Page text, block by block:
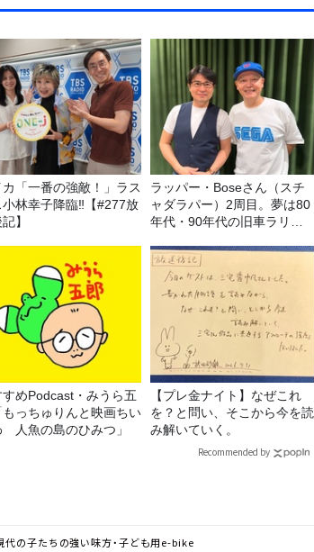
「一番の強敵！」ラス
小林幸子降臨‼【#277放
】
ラッパー・Boseさん（スチ
ャダラパー）2周目。夢は80
年代・90年代の旧車ラリ
すめPodcast・みうら五
もっちゅりんと映画ちい
人魚の島のひみつ」
【プレ金ナイト】なぜこれ
を？と問い、そこから今を読
み解いていく。
Recommended by
代の子たちの強い味方・子ども用e-bike